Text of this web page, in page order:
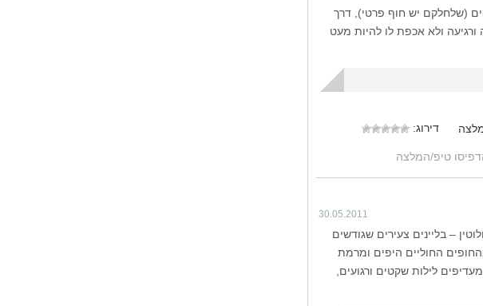
(שלחלקם יש חוף פרטי), דרך
ולא אכפת לו להיות מעט
דירוג:
טיפ/המלצה
30.05.2011
– בליינים צעירים שגודשים
החוליים היפים ומרמת
לילות שקטים ורגועים,